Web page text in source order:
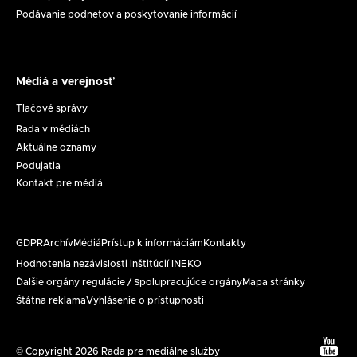
Podávanie podnetov a poskytovanie informácií
a
verejnosť
Médiá a verejnosť
Tlačové správy
Rada v médiách
Aktuálne oznamy
Podujatia
Kontakt pre médiá
Päta
GDPRArchívMédiá Prístup k informáciám Kontakty
Hodnotenia nezávislosti inštitúcií INEKO
Ďalšie orgány regulácie / Spolupracujúce orgányMapa stránky
Štátna reklamaVyhlásenie o prístupnosti
© Copyright 2026 Rada pre mediálne služby